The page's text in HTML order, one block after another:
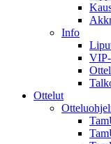
Info
Ottelut